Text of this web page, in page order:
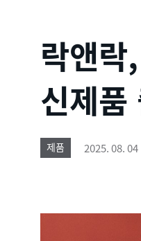
락앤
신제품
제품 2025. 08. 04